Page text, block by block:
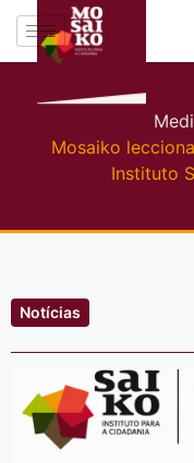
Mosaiko
Instituto
Notícias